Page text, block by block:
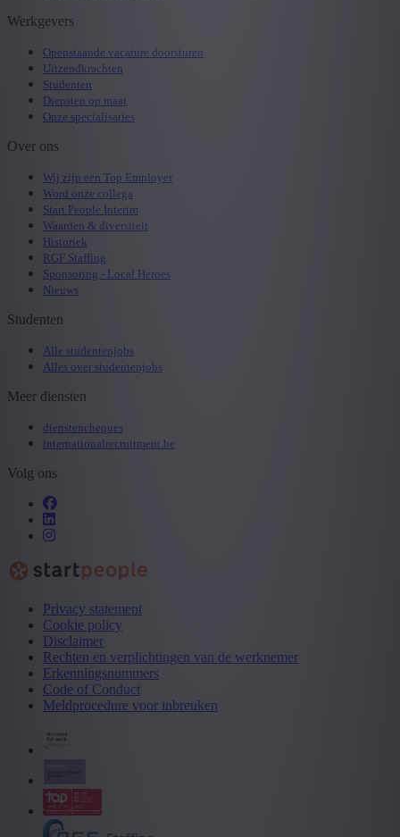
Werkgevers
Openstaande vacature doorsturen
Uitzendkrachten
Studenten
Diensten op maat
Onze specialisaties
Over ons
Wij zijn een Top Employer
Word onze collega
Start People Interim
Waarden & diversiteit
Historiek
RGF Staffing
Sponsoring - Local Heroes
Nieuws
Studenten
Alle studentenjobs
Alles over studentenjobs
Meer diensten
dienstencheques
internationalrecruitment.be
Volg ons
Privacy statement
Cookie policy
Disclaimer
Rechten en verplichtingen van de werknemer
Erkenningsnummers
Code of Conduct
Meldprocedure voor inbreuken